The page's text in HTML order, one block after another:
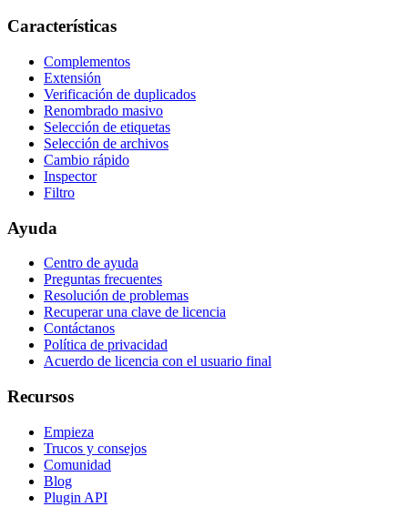
Características
Complementos
Extensión
Verificación de duplicados
Renombrado masivo
Selección de etiquetas
Selección de archivos
Cambio rápido
Inspector
Filtro
Ayuda
Centro de ayuda
Preguntas frecuentes
Resolución de problemas
Recuperar una clave de licencia
Contáctanos
Política de privacidad
Acuerdo de licencia con el usuario final
Recursos
Empieza
Trucos y consejos
Comunidad
Blog
Plugin API